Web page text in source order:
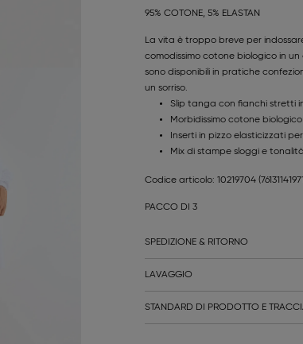
95% COTONE, 5% ELASTAN
La vita è troppo breve per
comodissimo cotone biologico in un
sono disponibili in pratiche
un sorriso.
Slip tanga con fianchi stretti
Morbidissimo cotone
Inserti in pizzo elasticizzati
Mix di stampe sloggi e
Codice articolo: 10219704
PACCO DI 3
SPEDIZIONE & RITORNO
LAVAGGIO
STANDARD DI PRODOTTO E